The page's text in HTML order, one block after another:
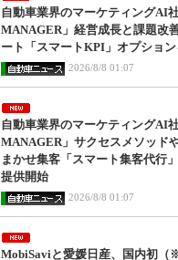
自動車業界のマーケティングAI
MANAGER」経営成長と課題改
ート「スマートKPI」オプショ
2026/8/8 01:07
自動車業界のマーケティングAI
MANAGER」サクセスメソッド
まかせ集客「スマート集客代行
提供開始
2026/8/8 01:07
MobiSaviと愛媛日産、国内初（